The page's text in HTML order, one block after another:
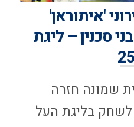
'איתוראן'
סכנין – ליגת
שמונה חזרה
(שבת, 20:00) לשחק בליגת העל